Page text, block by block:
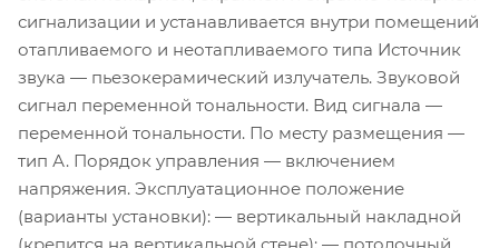
сигнализации и устанавливается внутри помещений
отапливаемого и неотапливаемого типа Источник
звука — пьезокерамический излучатель. Звуковой
сигнал переменной тональности. Вид сигнала —
переменной тональности. По месту размещения —
тип А. Порядок управления — включением
напряжения. Эксплуатационное положение
(варианты установки): — вертикальный накладной
(крепится на вертикальной стене); — потолочный